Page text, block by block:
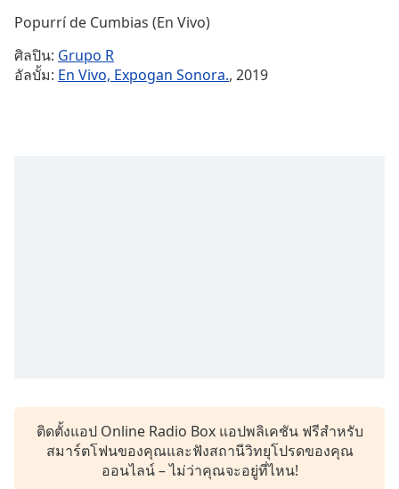
Time-
settings
dialog
subtitles
Popurrí de Cumbias (En Vivo)
ศิลปิน: Grupo R
อัลบั้ม: En Vivo, Expogan Sonora., 2019
ติดตั้งแอป Online Radio Box แอปพลิเคชัน ฟรีสำหรับ
สมาร์ตโฟนของคุณและฟังสถานีวิทยุโปรดของคุณ
ออนไลน์ – ไม่ว่าคุณจะอยู่ที่ไหน!